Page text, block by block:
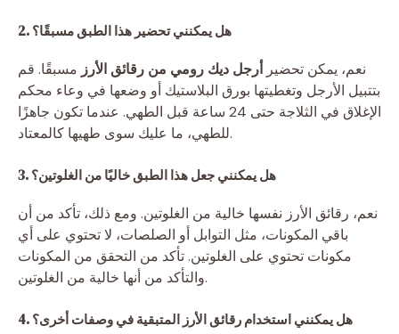
2. هل يمكنني تحضير هذا الطبق مسبقًا؟
نعم، يمكن تحضير أرجل ديك رومي من رقائق الأرز مسبقًا. قم
بتتبيل الأرجل وتغطيتها بورق البلاستيك أو وضعها في وعاء محكم
الإغلاق في الثلاجة حتى 24 ساعة قبل الطهي. عندما تكون جاهزًا
للطهي، ما عليك سوى طهيها كالمعتاد.
3. هل يمكنني جعل هذا الطبق خاليًا من الغلوتين؟
نعم، رقائق الأرز نفسها خالية من الغلوتين. ومع ذلك، تأكد من أن
باقي المكونات، مثل التوابل أو الصلصات، لا تحتوي على أي
مكونات تحتوي على الغلوتين. تأكد من التحقق من المكونات
والتأكد من أنها خالية من الغلوتين.
4. هل يمكنني استخدام رقائق الأرز المتبقية في وصفات أخرى؟